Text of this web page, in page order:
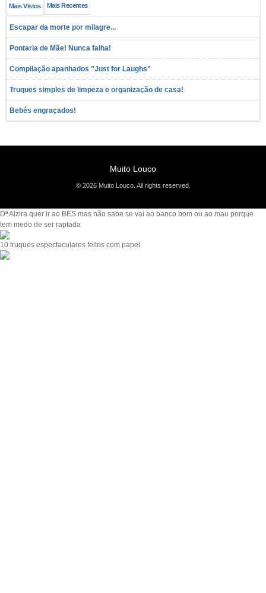
Mais Vistos Mais Recentes
Escapar da morte por milagre...
Pontaria de Mãe! Nunca falha!
Compilação apanhados "Just for Laughs"
Truques simples de limpeza e organização de casa!
Bebés engraçados!
Muito Louco
© 2026 Muito Louco. All rights reserved.
Dª Alzira quer ir ao BES mas não sabe se vai ao banco bom ou ao mau porque
tem medo de ser raptada
10 truques espectaculares feitos com papel